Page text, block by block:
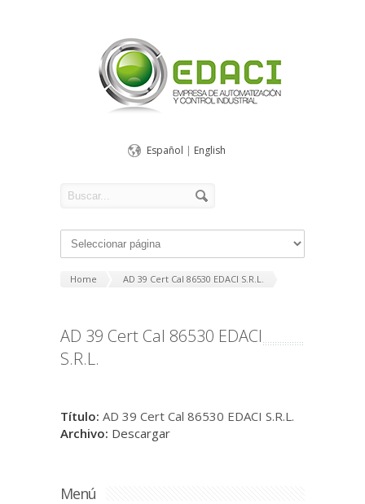
Español | English
Home AD 39 Cert Cal 86530 EDACI S.R.L.
AD 39 Cert Cal 86530 EDACI
S.R.L.
Título: AD 39 Cert Cal 86530 EDACI S.R.L.
Archivo: Descargar
Menú